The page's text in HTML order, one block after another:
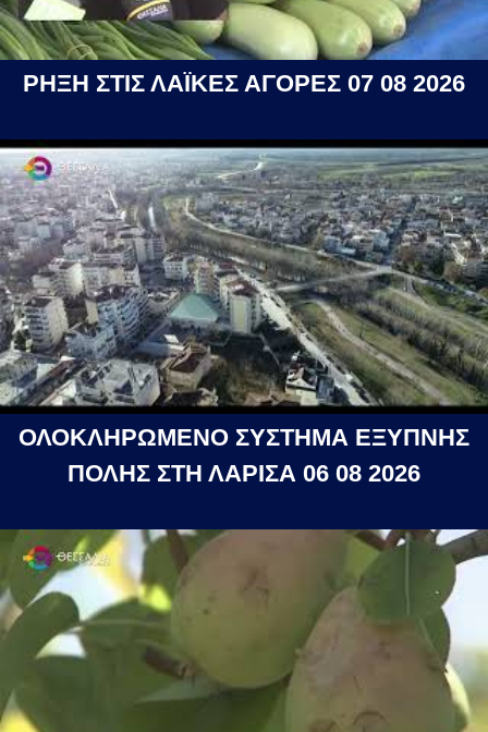
ΡΗΞΗ ΣΤΙΣ ΛΑΪΚΕΣ ΑΓΟΡΕΣ 07 08 2026
ΟΛΟΚΛΗΡΩΜΕΝΟ ΣΥΣΤΗΜΑ ΕΞΥΠΝΗΣ
ΠΟΛΗΣ ΣΤΗ ΛΑΡΙΣΑ 06 08 2026